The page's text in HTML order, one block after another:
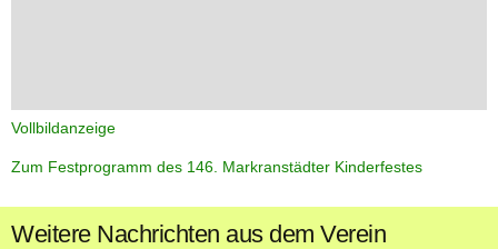
Vollbildanzeige
Zum Festprogramm des 146. Markranstädter Kinderfestes
Weitere Nachrichten aus dem Verein